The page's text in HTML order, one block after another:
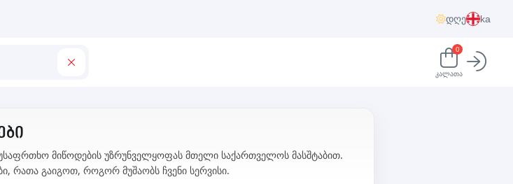
დღე ka
0
კალათა
უსაფრთხო მიწოდების უზრუნველყოფას მთელი საქართველოს მასშტაბით.
რათა გაიგოთ, როგორ მუშაობს ჩვენი სერვისი.